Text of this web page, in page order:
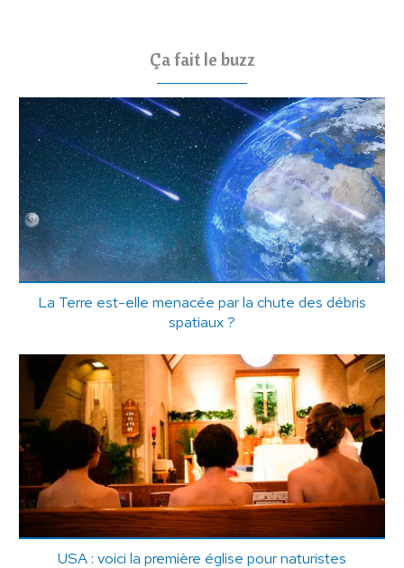
Ça fait le buzz
La Terre est-elle menacée par la chute des débris
spatiaux ?
USA : voici la première église pour naturistes